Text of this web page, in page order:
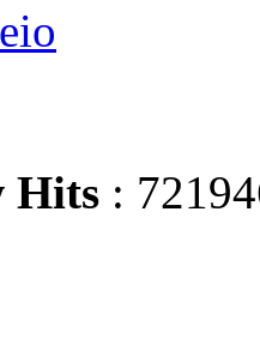
Hits :